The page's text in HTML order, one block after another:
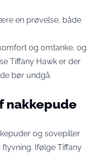
en prøvelse, både
og omtanke, og
Tiffany Hawk er der
bør undgå.
nakkepude
og sovepiller
Ifølge Tiffany